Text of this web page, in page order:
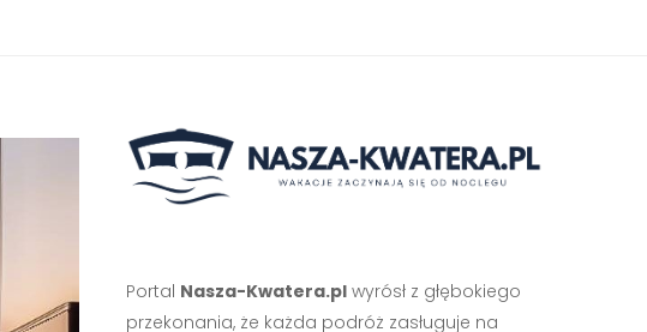
Portal Nasza-Kwatera.plwyrósł z głębokiego
przekonania, że każda podróż zasługuje na